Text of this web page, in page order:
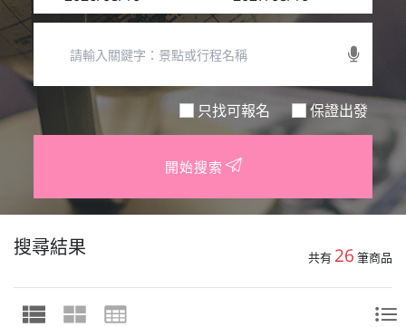
只找可報名 保證出發
開始搜索
搜尋結果 共有 26 筆商品